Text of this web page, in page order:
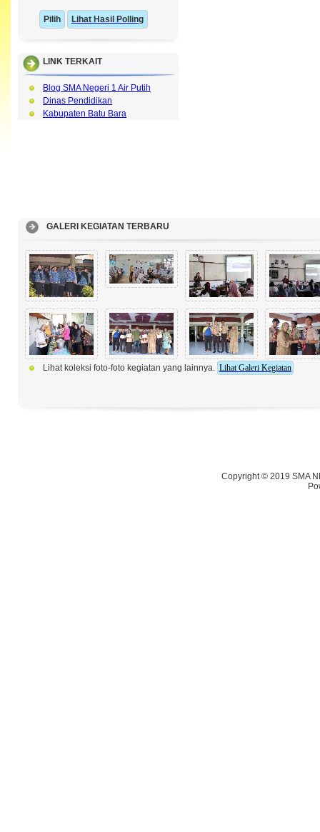
Lihat Hasil Polling
LINK TERKAIT
Blog SMA Negeri 1 Air Putih
Dinas Pendidikan
Kabupaten Batu Bara
GALERI KEGIATAN TERBARU
Lihat koleksi foto-foto kegiatan yang lainnya. Lihat Galeri Kegiatan
Copyright © 2019 SMA